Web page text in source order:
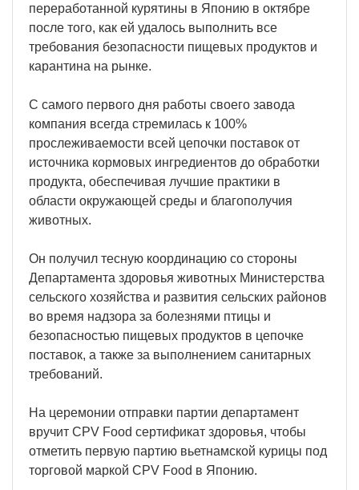
переработанной курятины в Японию в октябре
после того, как ей удалось выполнить все
требования безопасности пищевых продуктов и
карантина на рынке.
С самого первого дня работы своего завода
компания всегда стремилась к 100%
прослеживаемости всей цепочки поставок от
источника кормовых ингредиентов до обработки
продукта, обеспечивая лучшие практики в
области окружающей среды и благополучия
животных.
Он получил тесную координацию со стороны
Департамента здоровья животных Министерства
сельского хозяйства и развития сельских районов
во время надзора за болезнями птицы и
безопасностью пищевых продуктов в цепочке
поставок, а также за выполнением санитарных
требований.
На церемонии отправки партии департамент
вручит CPV Food сертификат здоровья, чтобы
отметить первую партию вьетнамской курицы под
торговой маркой CPV Food в Японию.